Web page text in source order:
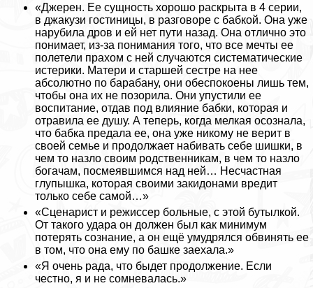
«Джерен. Ее сущность хорошо раскрыта в 4 серии,
в джакузи гостиницы, в разговоре с бабкой. Она уже
нарубила дров и ей нет пути назад. Она отлично это
понимает, из-за понимания того, что все мечты ее
полетели прахом с ней случаются систематические
истерики. Матери и старшей сестре на нее
абсолютно по баpaбану, они обеспокоены лишь тем,
чтобы она их не позорила. Они упустили ее
воспитание, отдав под влияние бабки, которая и
отравила ее душу. А теперь, когда мелкая осознала,
что бабка предала ее, она уже никому не верит в
своей семье и продолжает набивать себе шишки, в
чем то назло своим родственникам, в чем то назло
богачам, посмеявшимся над ней… Несчастная
глупышка, которая своими закидонами вредит
только себе самой…»
«Сценарист и режиссер больные, с этой бутылкой.
От такого удара он должен был как минимум
потерять сознание, а он ещё умудрялся обвинять ее
в том, что она ему по башке заехала.»
«Я очень рада, что быдет продолжение. Если
честно, я и не сомневалась.»